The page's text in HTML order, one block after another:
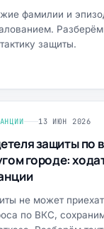
фамилии и
Разберём
защиты.
13 ИЮН 2026
защиты по
городе:
не может
по ВКС,